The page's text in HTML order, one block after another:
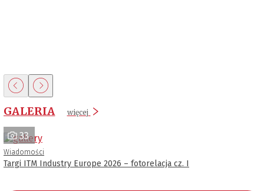
GALERIA więcej
33
Wiadomości
Targi ITM Industry Europe 2026 – fotorelacja cz. I